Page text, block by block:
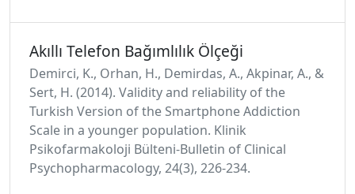
Akıllı Telefon Bağımlılık Ölçeği
Demirci, K., Orhan, H., Demirdas, A., Akpinar, A., &
Sert, H. (2014). Validity and reliability of the
Turkish Version of the Smartphone Addiction
Scale in a younger population. Klinik
Psikofarmakoloji Bülteni-Bulletin of Clinical
Psychopharmacology, 24(3), 226-234.